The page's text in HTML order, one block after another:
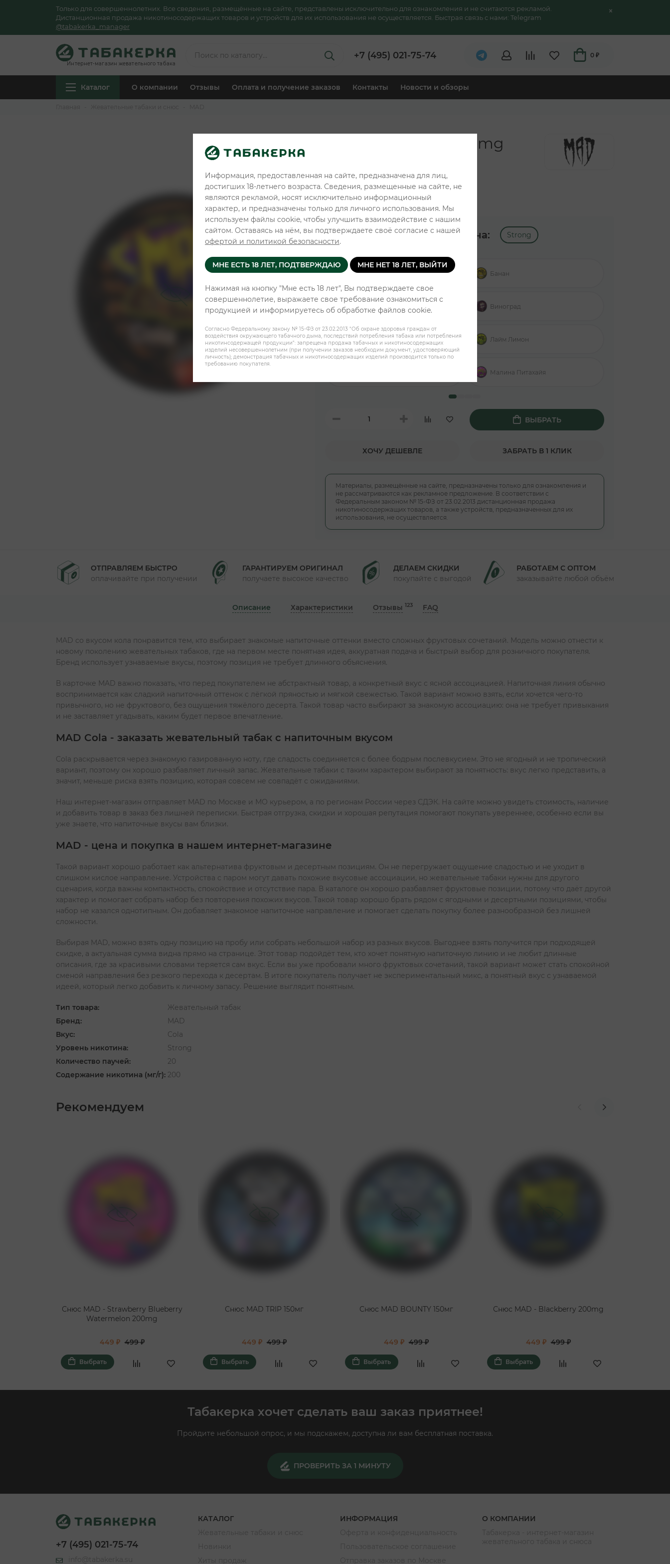
Только для совершеннолетних. Все сведения, размещённые на сайте, представлены исключительно для ознакомления и не считаются рекламой.
Дистанционная продажа никотиносодержащих товаров и устройств для их использования не осуществляется. Быстрая связь с нами: Telegram
@tabakerka_manager
Интернет-магазин жевательного табака
+7 (495) 021-75-74 0 ₽
Каталог О компании Отзывы Оплата и получение заказов Контакты Новости и обзоры
Снюс MAD - Cola 200mg
Клубная цена: 449 ₽
Читать отзывы
Уровень никотина: Strong
Cola Банан
Барбарис Виноград
Голубика Лайм Лимон
Малина Питахайя
ВЫБРАТЬ
ХОЧУ ДЕШЕВЛЕ ЗАБРАТЬ В 1 КЛИК
Материалы, размещённые на сайте, предназначены только для ознакомления и
не рассматриваются как рекламное предложение. В соответствии с
Федеральным законом № 15-ФЗ от 23.02.2013 дистанционная продажа
никотиносодержащих товаров, а также устройств, предназначенных для их
использования, не осуществляется.
ОТПРАВЛЯЕМ БЫСТРО
оплачивайте при получении
ГАРАНТИРУЕМ ОРИГИНАЛ
получаете высокое качество
ДЕЛАЕМ СКИДКИ
покупайте с выгодой
РАБОТАЕМ С ОПТОМ
заказывайте любой объём
Описание Характеристики Отзывы 123 FAQ
MAD со вкусом кола понравится тем, кто выбирает знакомые напиточные оттенки вместо сложных фруктовых сочетаний. Модель можно отнести к
новому поколению жевательных табаков, где на первом месте понятная идея, аккуратная подача и быстрый выбор для розничного покупателя.
Бренд использует узнаваемые вкусы, поэтому позиция не требует длинного объяснения.
В карточке MAD важно показать, что перед покупателем не абстрактный товар, а конкретный вкус с ясной ассоциацией. Напиточная линия обычно
воспринимается как сладкий напиточный оттенок с лёгкой пряностью и мягкой свежестью. Такой вариант можно взять, если хочется чего-то
привычного, но не фруктового, без ощущения тяжёлого десерта. Такой товар часто выбирают за знакомую ассоциацию: она не требует привыкания
и не заставляет угадывать, каким будет первое впечатление.
MAD Cola - заказать жевательный табак с напиточным вкусом
Cola раскрывается через знакомую газированную ноту, где сладость соединяется с более бодрым послевкусием. Это не ягодный и не тропический
вариант, поэтому он хорошо разбавляет личный запас. Жевательные табаки с таким характером выбирают за понятность: вкус легко представить, а
значит, меньше риска взять позицию, которая совсем не совпадёт с ожиданиями.
Наш интернет-магазин отправляет MAD по Москве и МО курьером, а по регионам России через СДЭК. На сайте можно увидеть стоимость, наличие
и добавить товар в заказ без лишней переписки. Быстрая отгрузка, скидки и хорошая репутация помогают покупать увереннее, особенно если вы
уже знаете, что напиточные вкусы вам близки.
MAD - цена и покупка в нашем интернет-магазине
Такой вариант хорошо работает как альтернатива фруктовым и десертным позициям. Он не перегружает ощущение сладостью и не уходит в
слишком кислое направление. Устройства с паром могут давать похожие вкусовые ассоциации, но жевательные табаки нужны для другого
сценария, когда важны компактность, спокойствие и отсутствие пара. В каталоге он хорошо разбавляет фруктовые позиции, потому что даёт другой
характер и помогает собрать набор без повторения похожих вкусов. Такой товар хорошо брать рядом с ягодными и десертными позициями, чтобы
набор не казался однотипным. Он добавляет знакомое напиточное направление и помогает сделать покупку более разнообразной без лишней
сложности.
Выбирая MAD, можно взять одну позицию на пробу или собрать небольшой набор из разных вкусов. Выгоднее взять получится при подходящей
скидке, а актуальная сумма видна прямо на странице. Этот товар подойдёт тем, кто хочет понятную напиточную линию и не любит длинные
описания, где за красивыми словами теряется сам вкус. Если вы уже пробовали много фруктовых сочетаний, такой вариант может стать спокойной
сменой направления без резкого перехода к десертам. В итоге покупатель получает не экспериментальный микс, а понятный вкус с узнаваемой
идеей, который легко добавить к личному запасу. Решение выглядит понятным.
Тип товара:
Жевательный табак
Бренд:
MAD
Вкус:
Cola
Уровень никотина:
Strong
Количество паучей:
20
Содержание никотина (мг/г): 200
Рекомендуем
Снюс MAD - Strawberry Blueberry
Watermelon 200mg
449 ₽ 499 ₽
Выбрать
Снюс MAD TRIP 150мг
449 ₽ 499 ₽
Выбрать
Снюс MAD BOUNTY 150мг
449 ₽ 499 ₽
Выбрать
Снюс MAD - Blackberry 200mg
449 ₽ 499 ₽
Выбрать
Табакерка хочет сделать ваш заказ приятнее!
Пройдите небольшой опрос, и мы подскажем, доступна ли вам бесплатная поставка.
ПРОВЕРИТЬ ЗА 1 МИНУТУ
+7 (495) 021-75-74
КАТАЛОГ
ИНФОРМАЦИЯ
О КОМПАНИИ
Информация, предоставленная на сайте, предназначена для лиц,
достигших 18-летнего возраста. Сведения, размещенные на сайте, не
являются рекламой, носят исключительно информационный
характер, и предназначены только для личного использования. Мы
используем файлы cookie, чтобы улучшить взаимодействие с нашим
сайтом. Оставаясь на нём, вы подтверждаете своё согласие с нашей
офертой и политикой безопасности.
МНЕ ЕСТЬ 18 ЛЕТ, ПОДТВЕРЖДАЮ МНЕ НЕТ 18 ЛЕТ, ВЫЙТИ
Нажимая на кнопку "Мне есть 18 лет", Вы подтверждаете свое
совершеннолетие, выражаете свое требование ознакомиться с
продукцией и информируетесь об обработке файлов cookie.
Согласно Федеральному закону № 15-ФЗ от 23.02.2013 "Об охране здоровья граждан от
воздействия окружающего табачного дыма, последствий потребления табака или потребления
никотинсодержащей продукции": запрещена продажа табачных и никотиносодержащих
изделий несовершеннолетним (при получении заказов необходим документ, удостоверяющий
личность); демонстрация табачных и никотиносодержащих изделий производится только по
требованию покупателя.